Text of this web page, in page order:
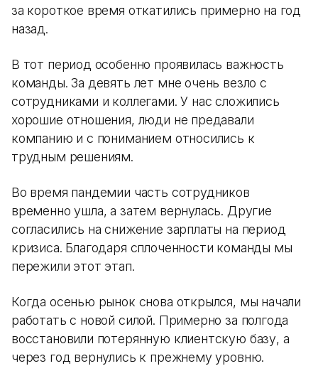
за короткое время откатились примерно на год
назад.
В тот период особенно проявилась важность
команды. За девять лет мне очень везло с
сотрудниками и коллегами. У нас сложились
хорошие отношения, люди не предавали
компанию и с пониманием относились к
трудным решениям.
Во время пандемии часть сотрудников
временно ушла, а затем вернулась. Другие
согласились на снижение зарплаты на период
кризиса. Благодаря сплоченности команды мы
пережили этот этап.
Когда осенью рынок снова открылся, мы начали
работать с новой силой. Примерно за полгода
восстановили потерянную клиентскую базу, а
через год вернулись к прежнему уровню.